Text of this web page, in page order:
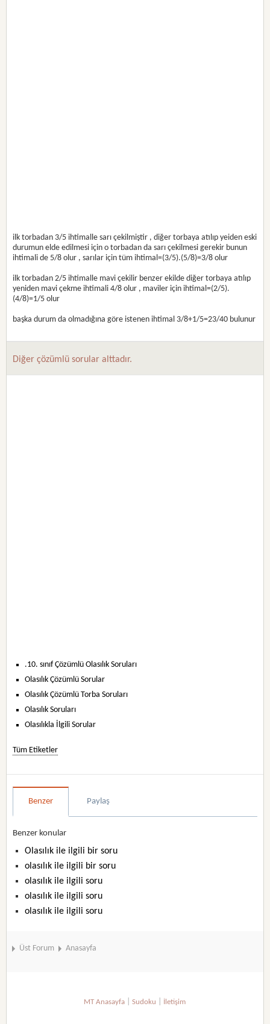
ilk torbadan 3/5 ihtimalle sarı çekilmiştir , diğer torbaya atılıp yeiden eski
durumun elde edilmesi için o torbadan da sarı çekilmesi gerekir bunun
ihtimali de 5/8 olur , sarılar için tüm ihtimal=(3/5).(5/8)=3/8 olur
ilk torbadan 2/5 ihtimalle mavi çekilir benzer ekilde diğer torbaya atılıp
yeniden mavi çekme ihtimali 4/8 olur , maviler için ihtimal=(2/5).
(4/8)=1/5 olur
başka durum da olmadığına göre istenen ihtimal 3/8+1/5=23/40 bulunur
Diğer çözümlü sorular alttadır.
.10. sınıf Çözümlü Olasılık Soruları
Olasılık Çözümlü Sorular
Olasılık Çözümlü Torba Soruları
Olasılık Soruları
Olasılıkla İlgili Sorular
Tüm Etiketler
Benzer Paylaş
Benzer konular
Olasılık ile ilgili bir soru
olasılık ile ilgili bir soru
olasılık ile ilgili soru
olasılık ile ilgili soru
olasılık ile ilgili soru
Üst Forum Anasayfa
MT Anasayfa |Sudoku İletişim